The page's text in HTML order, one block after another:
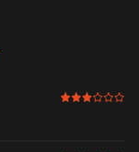
3 av 6 i